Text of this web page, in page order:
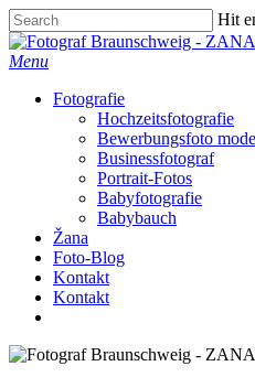
Skip
to
main
Hit
Close
Search
Menu
Fotografie
Hochzeitsfotografie
Bewerbungsfoto
Businessfotograf
Portrait-Fotos
Babyfotografie
Babybauch
Žana
Foto-Blog
Kontakt
Kontakt